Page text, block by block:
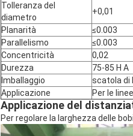
Tolleranza del
diametro
+0,01
Planarità
≤0.003
Parallelismo
≤0.003
Concentricità
0,02
Durezza
75-85 H A
Imballaggio
scatola di
Applicazione
Per le
Applicazione del
Per regolare la larghezza delle